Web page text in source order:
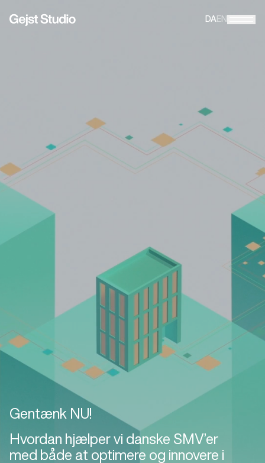
DA EN
Gentænk NU!
Hvordan hjælper vi danske SMV’er
med både at optimere og innovere i